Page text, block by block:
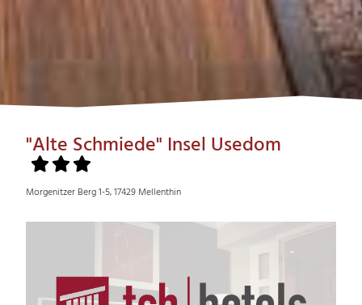
"Alte Schmiede" Insel Usedom
Morgenitzer Berg 1-5, 17429 Mellenthin